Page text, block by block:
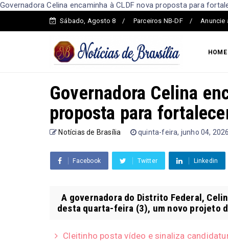
Governadora Celina encaminha à CLDF nova proposta para
Sábado, Agosto 8 Parceiros NB-DF Anuncie
HOME
Governadora Celina
proposta para
Notícias de Brasília quinta-feira, junho 04, 2026
Facebook Twitter Linkedin
A governadora do Distrito Federal,
desta quarta-feira (3), um novo projeto
Cleitinho posta vídeo e sinaliza